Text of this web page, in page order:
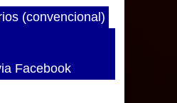
(convencional)
Facebook